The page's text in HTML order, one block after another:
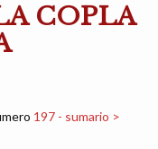
COPLA
197 - sumario >